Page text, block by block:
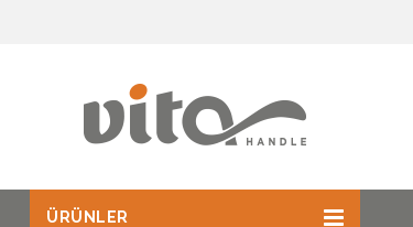
ÜRÜNLER